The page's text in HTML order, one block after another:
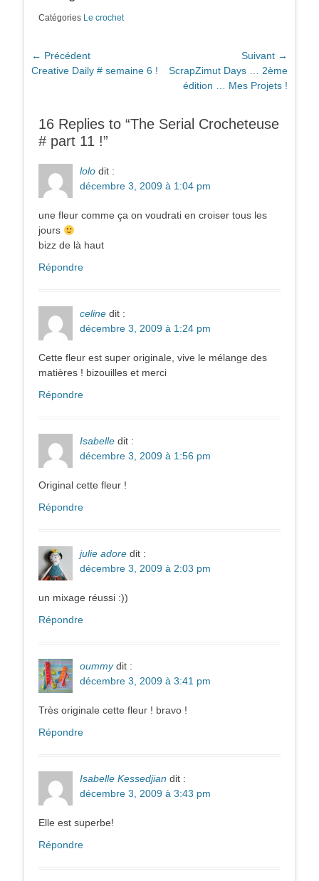
Catégories Le crochet
Navigation
de
← Précédent
Article
Creative Daily # semaine 6 !
Suivant →
Article
suivant :
ScrapZimut Days … 2ème
édition … Mes Projets !
16 Replies to “The Serial Crocheteuse
# part 11 !”
lolo dit :
décembre 3, 2009 à 1:04 pm
une fleur comme ça on voudrati en croiser tous les
jours
bizz de là haut
Répondre
celine dit :
décembre 3, 2009 à 1:24 pm
Cette fleur est super originale, vive le mélange des
matières ! bizouilles et merci
Répondre
Isabelle dit :
décembre 3, 2009 à 1:56 pm
Original cette fleur !
Répondre
julie adore dit :
décembre 3, 2009 à 2:03 pm
un mixage réussi :))
Répondre
oummy dit :
décembre 3, 2009 à 3:41 pm
Très originale cette fleur ! bravo !
Répondre
Isabelle Kessedjian dit :
décembre 3, 2009 à 3:43 pm
Elle est superbe!
Répondre